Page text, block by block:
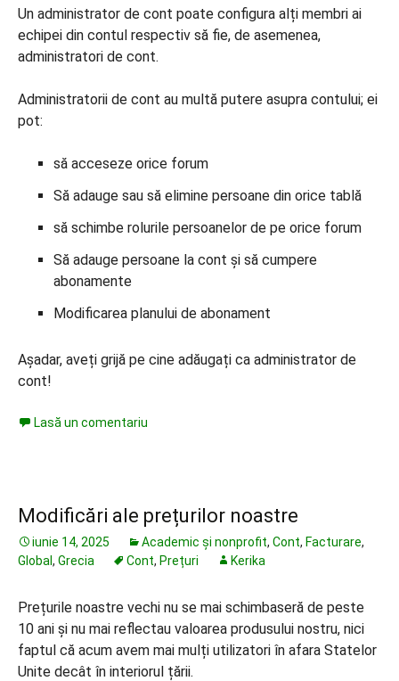
Un administrator de cont poate configura alți membri ai
echipei din contul respectiv să fie, de asemenea,
administratori de cont.
Administratorii de cont au multă putere asupra contului; ei
pot:
să acceseze orice forum
Să adauge sau să elimine persoane din orice tablă
să schimbe rolurile persoanelor de pe orice forum
Să adauge persoane la cont și să cumpere
abonamente
Modificarea planului de abonament
Așadar, aveți grijă pe cine adăugați ca administrator de
cont!
Lasă un comentariu
Modificări ale prețurilor noastre
iunie 14, 2025 Academic și nonprofit, Cont, Facturare,
Global , Grecia Cont, Prețuri Kerika
Prețurile noastre vechi nu se mai schimbaseră de peste
10 ani și nu mai reflectau valoarea produsului nostru, nici
faptul că acum avem mai mulți utilizatori în afara Statelor
Unite decât în interiorul țării.